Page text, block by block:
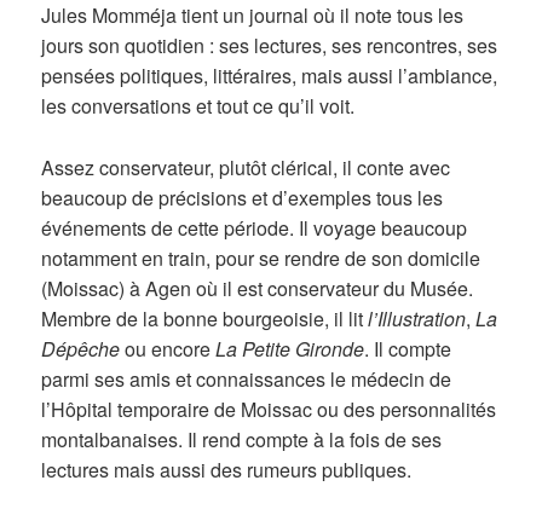
Jules Momméja tient un journal où il note tous les
jours son quotidien : ses lectures, ses rencontres, ses
pensées politiques, littéraires, mais aussi l’ambiance,
les conversations et tout ce qu’il voit.
Assez conservateur, plutôt clérical, il conte avec
beaucoup de précisions et d’exemples tous les
événements de cette période. Il voyage beaucoup
notamment en train, pour se rendre de son domicile
(Moissac) à Agen où il est conservateur du Musée.
Membre de la bonne bourgeoisie, il litl’Illustration,La
Dépêcheou encoreLa Petite Gironde. Il compte
parmi ses amis et connaissances le médecin de
l’Hôpital temporaire de Moissac ou des personnalités
montalbanaises. Il rend compte à la fois de ses
lectures mais aussi des rumeurs publiques.